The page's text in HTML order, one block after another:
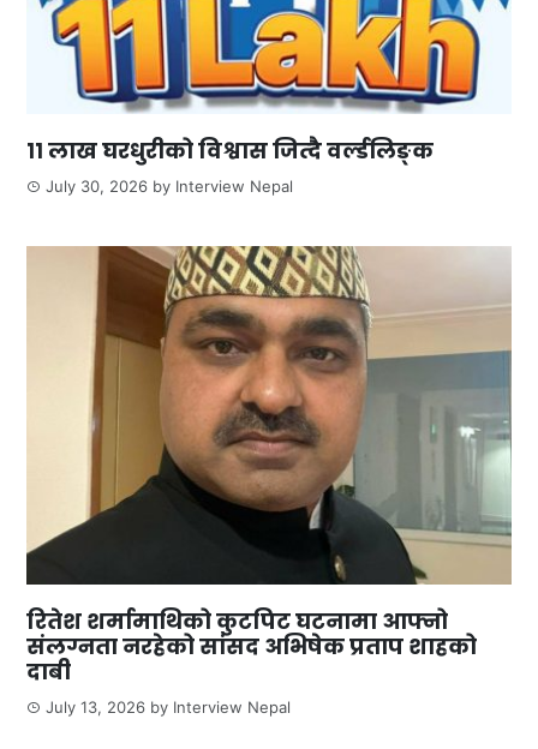
११ लाख घरधुरीको विश्वास जित्दै वर्ल्डलिङ्क
July 30, 2026 by Interview Nepal
रितेश शर्मामाथिको कुटपिट घटनामा आफ्नो
संलग्नता नरहेको सांसद अभिषेक प्रताप शाहको
दाबी
July 13, 2026 by Interview Nepal